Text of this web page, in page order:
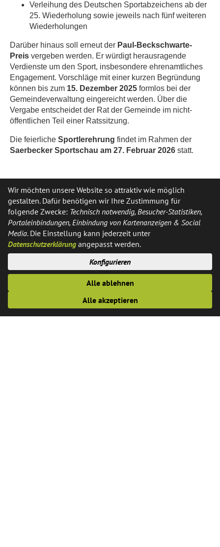
Verleihung des Deutschen Sportabzeichens ab der
25. Wiederholung sowie jeweils nach fünf weiteren
Wiederholungen
Darüber hinaus soll erneut der Paul-Beckschwarte-
Preis vergeben werden. Er würdigt herausragende
Verdienste um den Sport, insbesondere ehrenamtliches
Engagement. Vorschläge mit einer kurzen Begründung
können bis zum 15. Dezember 2025 formlos bei der
Gemeindeverwaltung eingereicht werden. Über die
Vergabe entscheidet der Rat der Gemeinde im nicht-
öffentlichen Teil einer Ratssitzung.
Die feierliche Sportlerehrung findet im Rahmen der
Saerbecker Sportschau am 27. Februar 2026 statt.
Anschrift
Gemeindeverwaltung Saerbeck
Ferrières-Straße 11
Wir möchten unsere Website so attraktiv wie möglich
gestalten. Dafür benötigen wir Ihre Zustimmung für
folgende Zwecke: Technisch notwendig, Besucher-Statistiken,
Portaleinbindungen, Einbindung von Kartenanzeigen & Social
Media. Die Einstellung kann jederzeit unter
Datenschutzerklärung angepasst werden.
Konfigurieren
Alle ablehnen
Alle akzeptieren